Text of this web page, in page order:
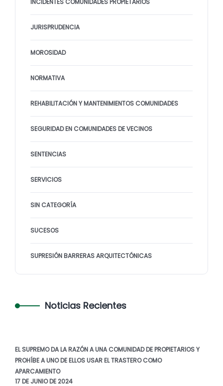
JURISPRUDENCIA
MOROSIDAD
NORMATIVA
REHABILITACIÓN Y MANTENIMIENTOS COMUNIDADES
SEGURIDAD EN COMUNIDADES DE VECINOS
SENTENCIAS
SERVICIOS
SIN CATEGORÍA
SUCESOS
SUPRESIÓN BARRERAS ARQUITECTÓNICAS
Noticias Recientes
EL SUPREMO DA LA RAZÓN A UNA COMUNIDAD DE PROPIETARIOS Y
PROHÍBE A UNO DE ELLOS USAR EL TRASTERO COMO
APARCAMIENTO
17 DE JUNIO DE 2024